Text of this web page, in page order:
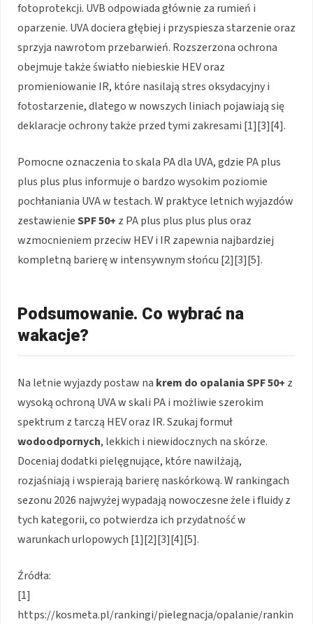
fotoprotekcji. UVB odpowiada głównie za rumień i
oparzenie. UVA dociera głębiej i przyspiesza starzenie oraz
sprzyja nawrotom przebarwień. Rozszerzona ochrona
obejmuje także światło niebieskie HEV oraz
promieniowanie IR, które nasilają stres oksydacyjny i
fotostarzenie, dlatego w nowszych liniach pojawiają się
deklaracje ochrony także przed tymi zakresami [1][3][4].
Pomocne oznaczenia to skala PA dla UVA, gdzie PA plus
plus plus plus informuje o bardzo wysokim poziomie
pochłaniania UVA w testach. W praktyce letnich wyjazdów
zestawienieSPF 50+ z PA plus plus plus plus oraz
wzmocnieniem przeciw HEV i IR zapewnia najbardziej
kompletną barierę w intensywnym słońcu [2][3][5].
Podsumowanie. Co wybrać na
wakacje?
Na letnie wyjazdy postaw na krem do opalaniaSPF 50+ z
wysoką ochroną UVA w skali PA i możliwie szerokim
spektrum z tarczą HEV oraz IR. Szukaj formuł
wodoodpornych, lekkich i niewidocznych na skórze.
Doceniaj dodatki pielęgnujące, które nawilżają,
rozjaśniają i wspierają barierę naskórkową. W rankingach
sezonu 2026 najwyżej wypadają nowoczesne żele i fluidy z
tych kategorii, co potwierdza ich przydatność w
warunkach urlopowych [1][2][3][4][5].
Źródła:
[1]
https://kosmeta.pl/rankingi/pielegnacja/opalanie/rankin